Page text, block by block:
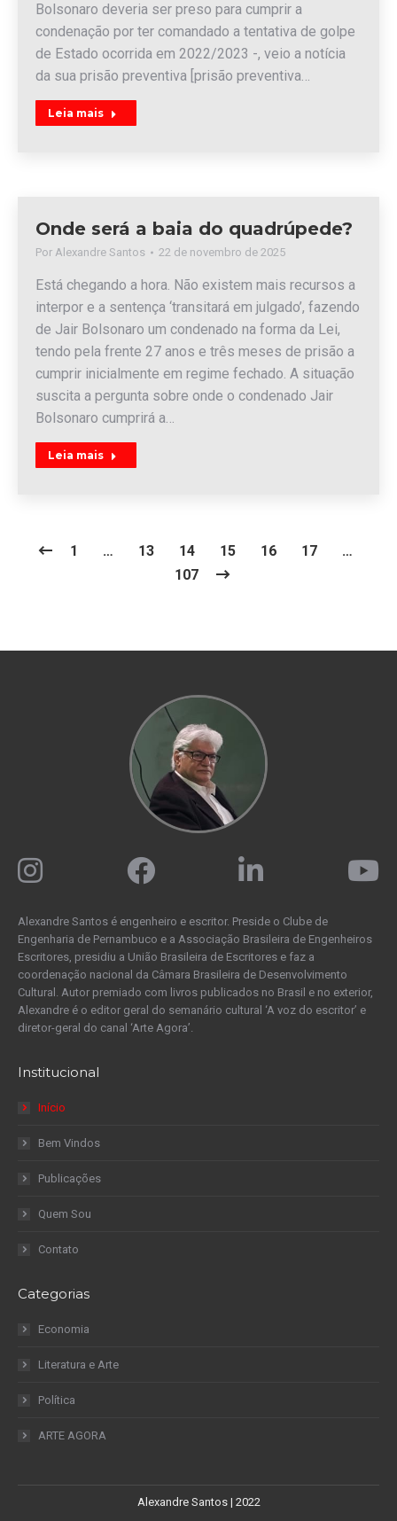
Bolsonaro deveria ser preso para cumprir a
condenação por ter comandado a tentativa de golpe
de Estado ocorrida em 2022/2023 -, veio a notícia
da sua prisão preventiva [prisão preventiva…
Leia mais
Onde será a baia do quadrúpede?
Por Alexandre Santos 22 de novembro de 2025
Está chegando a hora. Não existem mais recursos a
interpor e a sentença ‘transitará em julgado’, fazendo
de Jair Bolsonaro um condenado na forma da Lei,
tendo pela frente 27 anos e três meses de prisão a
cumprir inicialmente em regime fechado. A situação
suscita a pergunta sobre onde o condenado Jair
Bolsonaro cumprirá a…
Leia mais
1 … 13 14 15 16 17
…
107
Alexandre Santos é engenheiro e escritor. Preside o Clube de
Engenharia de Pernambuco e a Associação Brasileira de Engenheiros
Escritores, presidiu a União Brasileira de Escritores e faz a
coordenação nacional da Câmara Brasileira de Desenvolvimento
Cultural. Autor premiado com livros publicados no Brasil e no exterior,
Alexandre é o editor geral do semanário cultural ‘A voz do escritor’ e
diretor-geral do canal ‘Arte Agora’.
Institucional
Início
Bem Vindos
Publicações
Quem Sou
Contato
Categorias
Economia
Literatura e Arte
Política
ARTE AGORA
Alexandre Santos | 2022